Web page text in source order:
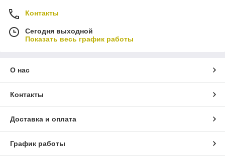
Контакты
Сегодня выходной
Показать весь график работы
О нас
Контакты
Доставка и оплата
График работы